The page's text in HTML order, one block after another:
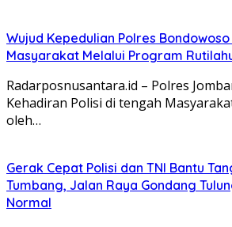
Wujud Kepedulian Polres
Masyarakat Melalui Program
Radarposnusantara.id – Polres
Kehadiran Polisi di tengah
oleh…
Gerak Cepat Polisi dan TNI Bantu
Tumbang, Jalan Raya Gondang
Normal